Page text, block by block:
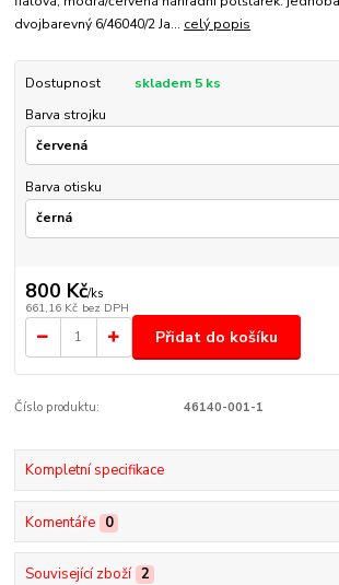
dvojbarevný 6/46040/2 Ja... celý popis
Dostupnost
skladem 5 ks
Barva strojku
Barva otisku
800 Kč/ks
661,16 Kč bez DPH
Přidat do košíku
Číslo produktu: 46140-001-1
Kompletní specifikace
Komentáře 0
Související zboží 2